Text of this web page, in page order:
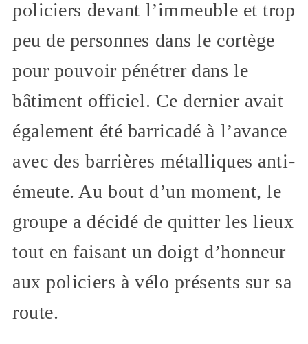
policiers devant l’immeuble et trop
peu de personnes dans le cortège
pour pouvoir pénétrer dans le
bâtiment officiel. Ce dernier avait
également été barricadé à l’avance
avec des barrières métalliques anti-
émeute. Au bout d’un moment, le
groupe a décidé de quitter les lieux
tout en faisant un doigt d’honneur
aux policiers à vélo présents sur sa
route.